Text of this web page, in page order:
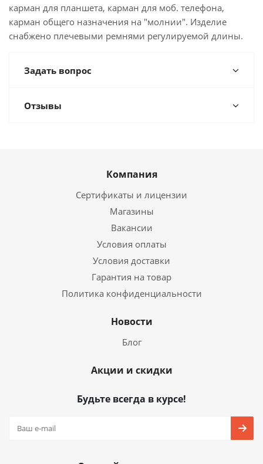
карман для планшета, карман для моб. телефона,
карман общего назначения на "молнии". Изделие
снабжено плечевыми ремнями регулируемой длины.
Задать вопрос
Отзывы
Компания
Сертификаты и лицензии
Магазины
Вакансии
Условия оплаты
Условия доставки
Гарантия на товар
Политика конфиденциальности
Новости
Блог
Акции и скидки
Будьте всегда в курсе!